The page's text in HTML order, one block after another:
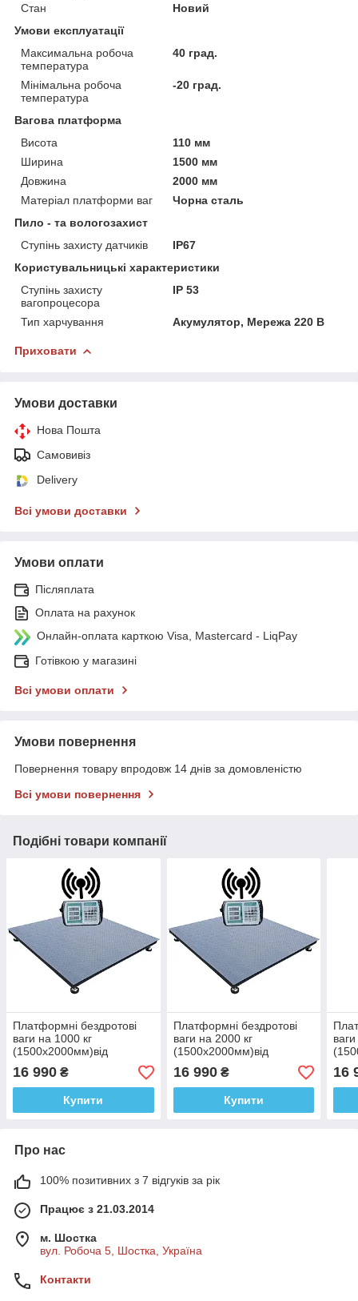
Стан
Новий
Умови експлуатації
Максимальна робоча
температура
40 град.
Мінімальна робоча
температура
-20 град.
Вагова платформа
Висота
110 мм
Ширина
1500 мм
Довжина
2000 мм
Матеріал платформи ваг
Чорна сталь
Пило - та вологозахист
Ступінь захисту датчиків
IP67
Користувальницькі характеристики
Ступінь захисту
вагопроцесора
IP 53
Тип харчування Акумулятор, Мережа 220 В
Приховати
Умови доставки
Нова Пошта
Самовивіз
Delivery
Всі умови доставки
Умови оплати
Післяплата
Оплата на рахунок
Онлайн-оплата карткою Visa, Mastercard - LiqPay
Готівкою у магазині
Всі умови оплати
Умови повернення
Повернення товару впродовж 14 днів за домовленістю
Всі умови повернення
Подібні товари компанії
Платформні бездротові
ваги на 1000 кг
(1500х2000мм)від
виробника
Горизонт,калькулятор,серія
«СТАНДАРТ»
16 990 ₴
Купити
Платформні бездротові
ваги на 2000 кг
(1500х2000мм)від
виробника
Горизонт,калькулятор,серія
«СТАНДАРТ»
16 990₴
Купити
16
Про нас
100% позитивних з 7 відгуків за рік
Працює з 21.03.2014
м. Шостка
вул. Робоча 5, Шостка, Україна
Контакти